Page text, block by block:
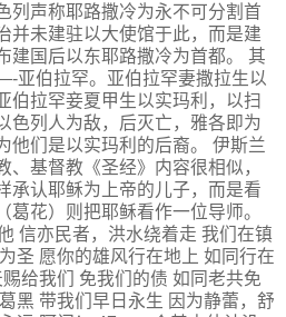
列声称耶路撒冷为永不可分割首
并未建驻以大使馆于此，而是建
建国后以东耶路撒冷为首都。 其
亚伯拉罕。亚伯拉罕妻撒拉生以
伯拉罕妾夏甲生以实玛利，以扫
色列人为敌，后灭亡，雅各即为
他们是以实玛利的后裔。 伊斯兰
基督教《圣经》内容很相似，
承认耶稣为上帝的儿子，而是看
花）则把耶稣看作一位导师。
信亦民者，洪水绕着走 我们在镇
圣 愿你的雄风行在地上 如同行在
给我们 免我们的债 如同老共免
黑 带我们早日永生 因为静蕾，舒